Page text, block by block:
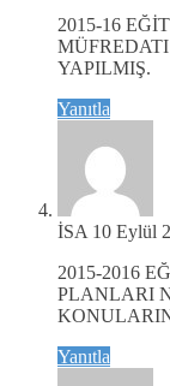
2015-16
YAPILMIŞ.
Yanıtla
İSA 10 Eylül
2015-2016
PLANLARI
Yanıtla